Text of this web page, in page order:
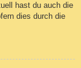
hast du auch die
dies durch die